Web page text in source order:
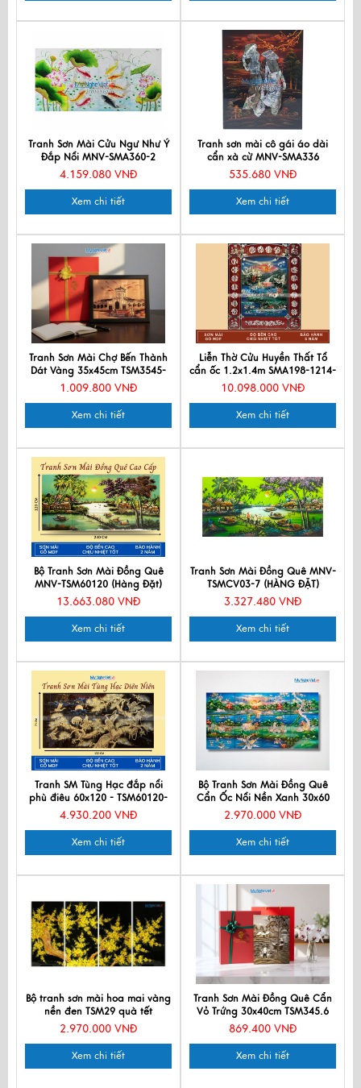
Tranh Sơn Mài Cửu Ngư Như Ý
Đắp Nổi MNV-SMA360-2
4.159.080 VNĐ
Xem chi tiết
Tranh sơn mài cô gái áo dài
cẩn xà cừ MNV-SMA336
535.680 VNĐ
Xem chi tiết
Tranh Sơn Mài Chợ Bến Thành
Dát Vàng 35x45cm TSM3545-
1.5
1.009.800 VNĐ
Xem chi tiết
Liễn Thờ Cửu Huyền Thất Tổ
cẩn ốc 1.2x1.4m SMA198-1214-
1
10.098.000 VNĐ
Xem chi tiết
Bộ Tranh Sơn Mài Đồng Quê
MNV-TSM60120 (Hàng Đặt)
13.663.080 VNĐ
Xem chi tiết
Tranh Sơn Mài Đồng Quê MNV-
TSMCV03-7 (HÀNG ĐẶT)
3.327.480 VNĐ
Xem chi tiết
Tranh SM Tùng Hạc đắp nổi
phù điêu 60x120 - TSM60120-
THĐN
4.930.200 VNĐ
Xem chi tiết
Bộ Tranh Sơn Mài Đồng Quê
Cẩn Ốc Nổi Nền Xanh 30x60
TSM36ĐQ
2.970.000 VNĐ
Xem chi tiết
Bộ tranh sơn mài hoa mai vàng
nền đen TSM29 quà tết
2.970.000 VNĐ
Xem chi tiết
Tranh Sơn Mài Đồng Quê Cẩn
Vỏ Trứng 30x40cm TSM345.6
869.400 VNĐ
Xem chi tiết